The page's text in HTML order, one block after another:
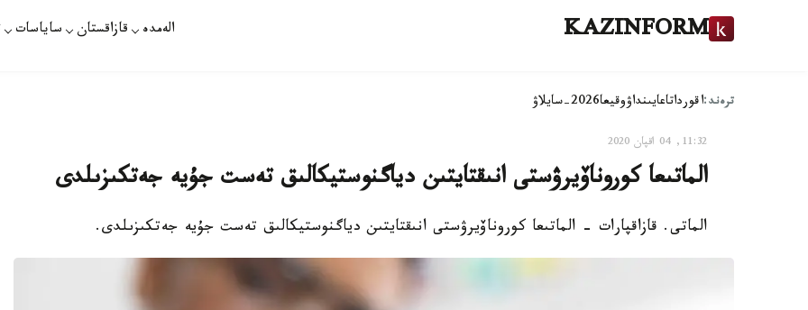
KAZINFORM الەمدە قازاقستان ساياسات
ترەند:اقورداتاعايىنداۋوقيعا2026-سايلاۋ
11:32, 04 اقپان 2020
الماتىعا كوروناۆيرۋستى انىقتايتىن دياگنوستيكالىق تەست جۇيە جەتكىزىلدى
الماتى. قازاقپارات - الماتىعا كوروناۆيرۋستى انىقتايتىن دياگنوستيكالىق تەست جۇيە جەتكىزىلدى.